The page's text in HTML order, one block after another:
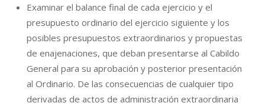
Examinar el balance final de cada ejercicio y el
presupuesto ordinario del ejercicio siguiente y los
posibles presupuestos extraordinarios y propuestas
de enajenaciones, que deban presentarse al Cabildo
General para su aprobación y posterior presentación
al Ordinario. De las consecuencias de cualquier tipo
derivadas de actos de administración extraordinaria